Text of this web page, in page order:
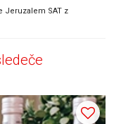
Jeruzalem SAT z